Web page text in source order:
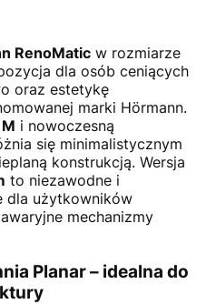
RenoMatic w rozmiarze
dla osób ceniących
oraz estetykę
marki Hörmann.
i nowoczesną
się minimalistycznym
konstrukcją. Wersja
to niezawodne i
dla użytkowników
mechanizmy
Planar – idealna do